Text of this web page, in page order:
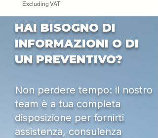
Excluding VAT
HAI BISOGNO DI
INFORMAZIONI O DI
UN PREVENTIVO?
Non perdere tempo: il nostro
team è a tua completa
disposizione per fornirti
assistenza, consulenza